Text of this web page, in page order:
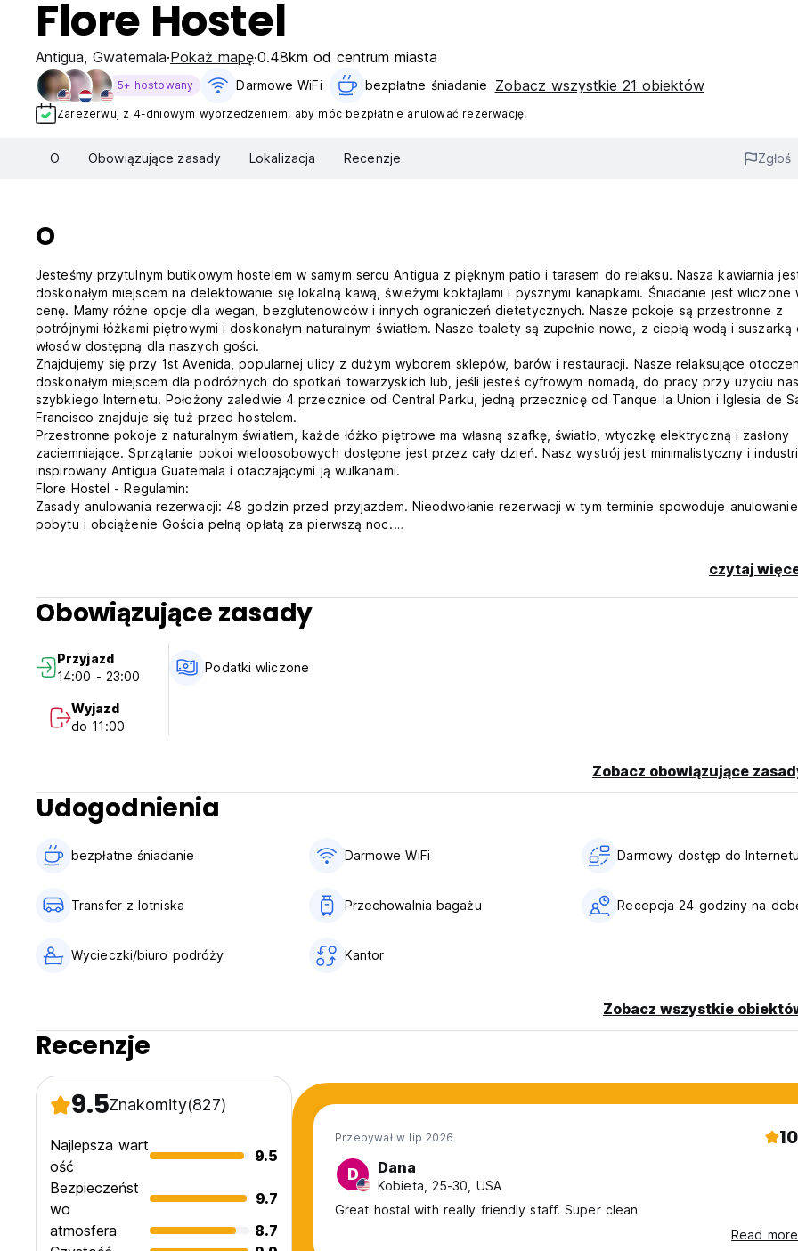
Flore Hostel
Antigua, Gwatemala Pokaż mapę 0.48km od centrum miasta
5+ hostowany Darmowe WiFi bezpłatne śniadanie‎ Zobacz wszystkie 21 obiektów
Zarezerwuj z 4-dniowym wyprzedzeniem, aby móc bezpłatnie anulować rezerwację.
O Obowiązujące zasady Lokalizacja Recenzje Zgłoś
O
Jesteśmy przytulnym butikowym hostelem w samym sercu Antigua z pięknym patio i tarasem do relaksu. Nasza kawiarnia
doskonałym miejscem na delektowanie się lokalną kawą, świeżymi koktajlami i pysznymi kanapkami. Śniadanie jest wliczone
cenę. Mamy różne opcje dla wegan, bezglutenowców i innych ograniczeń dietetycznych. Nasze pokoje są przestronne z
potrójnymi łóżkami piętrowymi i doskonałym naturalnym światłem. Nasze toalety są zupełnie nowe, z ciepłą wodą i suszarką
włosów dostępną dla naszych gości.
Znajdujemy się przy 1st Avenida, popularnej ulicy z dużym wyborem sklepów, barów i restauracji. Nasze relaksujące
doskonałym miejscem dla podróżnych do spotkań towarzyskich lub, jeśli jesteś cyfrowym nomadą, do pracy przy użyciu
szybkiego Internetu. Położony zaledwie 4 przecznice od Central Parku, jedną przecznicę od Tanque la Union i Iglesia de
Francisco znajduje się tuż przed hostelem.
Przestronne pokoje z naturalnym światłem, każde łóżko piętrowe ma własną szafkę, światło, wtyczkę elektryczną i zasłony
zaciemniające. Sprzątanie pokoi wieloosobowych dostępne jest przez cały dzień. Nasz wystrój jest minimalistyczny i
inspirowany Antigua Guatemala i otaczającymi ją wulkanami.
Flore Hostel - Regulamin:
Zasady anulowania rezerwacji: 48 godzin przed przyjazdem. Nieodwołanie rezerwacji w tym terminie spowoduje anulowanie
pobytu i obciążenie Gościa pełną opłatą za pierwszą noc.
Narodzenie. Nowy Rok. Nieodwołanie rezerwacji w tym terminie spowoduje anulowanie rezerwacji w wysokości opłaty za
Zameldowanie od 11:00 do 23:00 .
Wymeldowanie przed godziną 11:00.
Płatność należy uregulować po przyjeździe gotówką, kartą kredytową lub debetową.
Podatki wliczone w cenę
Śniadanie wliczone w cenę.
Ogólne:
24-godzinna recepcja. Godziny pracy recepcji: od 7:00 do 21:30. / Personel ochrony dostępny do późnego zameldowania.
Zwierzęta nie są akceptowane.
czytaj
Obowiązujące zasady
Przyjazd
14:00 - 23:00
Wyjazd
do 11:00
Podatki wliczone
Zobacz obowiązujące
Udogodnienia
bezpłatne śniadanie‎ Darmowe WiFi Darmowy dostęp do Internetu
Transfer z lotniska Przechowalnia bagażu Recepcja 24 godziny na
Wycieczki/biuro podróży Kantor
Zobacz wszystkie
Recenzje
9.5Znakomity(827)
Najlepsza wart
ość
9.5
Bezpieczeńst
wo
9.7
atmosfera
8.7
Przebywał w lip 2026 10
D Dana
Kobieta, 25-30, USA
Great hostal with really friendly staff. Super clean
Read more